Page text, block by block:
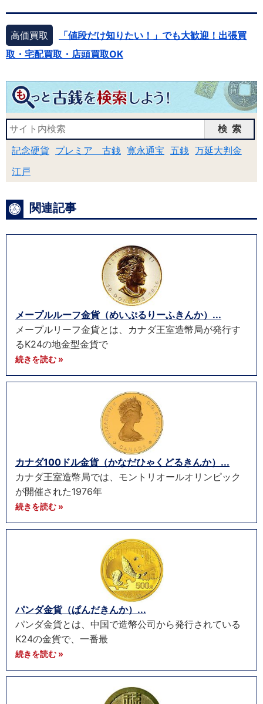
高価買取
「値段だけ知りたい！」でも大歓迎！出張買
取・宅配買取・店頭買取OK
検索
記念硬貨 プレミア 古銭 寛永通宝 五銭 万延大判金
江戸
関連記事
メープルルーフ金貨（めいぷるりーふきんか）...
メープルリーフ金貨とは、カナダ王室造幣局が発行す
るK24の地金型金貨で
続きを読む »
カナダ100ドル金貨（かなだひゃくどるきんか）...
カナダ王室造幣局では、モントリオールオリンピック
が開催された1976年
続きを読む »
パンダ金貨（ぱんだきんか）...
パンダ金貨とは、中国で造幣公司から発行されている
K24の金貨で、一番最
続きを読む »